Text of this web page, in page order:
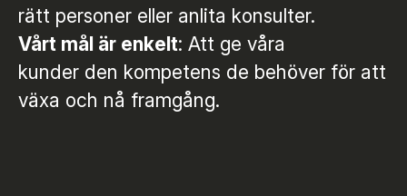
rätt personer eller anlita konsulter.
Vårt mål är enkelt: Att ge våra
kunder den kompetens de behöver för att
växa och nå framgång.